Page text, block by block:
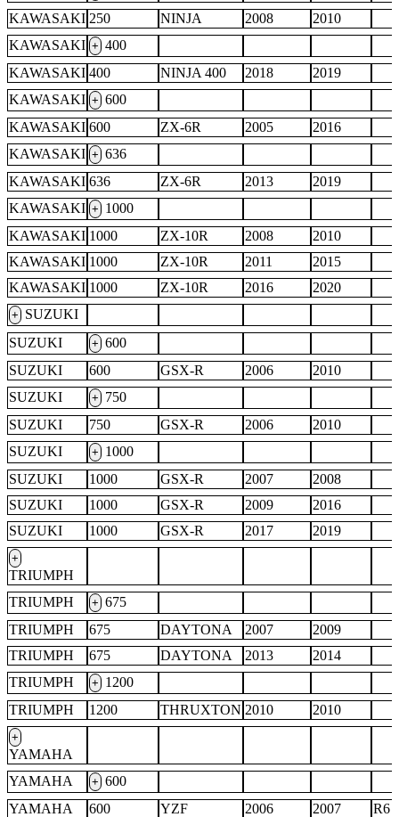
KAWASAKI 250 NINJA 2008
2010
KAWASAKI + 400
KAWASAKI 400 NINJA 400 2018
2019
KAWASAKI + 600
KAWASAKI 600 ZX-6R 2005
2016
KAWASAKI + 636
KAWASAKI 636 ZX-6R 2013
2019
KAWASAKI + 1000
KAWASAKI 1000 ZX-10R 2008
2010
KAWASAKI 1000 ZX-10R 2011
2015
KAWASAKI 1000 ZX-10R 2016 2020
+ SUZUKI
SUZUKI
+ 600
SUZUKI
600 GSX-R 2006
2010
SUZUKI
+ 750
SUZUKI
750 GSX-R 2006
2010
SUZUKI
+ 1000
SUZUKI
1000 GSX-R 2007
2008
SUZUKI
1000 GSX-R 2009
2016
SUZUKI
1000 GSX-R 2017 2019
+
TRIUMPH
TRIUMPH
+ 675
TRIUMPH
675 DAYTONA 2007
2009
TRIUMPH
675 DAYTONA 2013
2014
TRIUMPH
+ 1200
TRIUMPH
1200 THRUXTON 2010 2010
+
YAMAHA
YAMAHA
+ 600
YAMAHA
600 YZF 2006 2007
R6